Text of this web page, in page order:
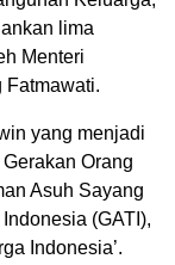
lima
Menteri
Fatmawati.
yang menjadi
Orang
Asuh Sayang
(GATI),
Indonesia’.